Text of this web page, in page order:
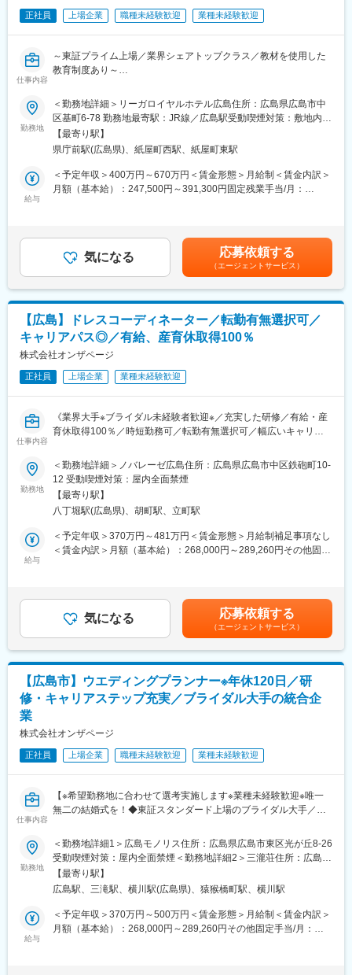
土日祝日の結婚式貸切り運営。
1日最大2組という限られたお客様のために、心を込めてフルコー
スのご提供をします。（フレンチ・モダンジャパニーズ）
調理業務だけでなく、売り上げ管理・顧客ニーズに応じたメニュ
ー開発・宴会プランの構築など、店舗運営のマネジメントも行っ
ていただきます。
(2)宴会・パーティ運営（平日）
平日や季節のイベント時（ビアガーデンやクリスマスディナー）
に運営するパーティ・宴会などの貸切営業をします。
※一部店舗では、結婚式会場内にてランチ・ディナーの一般営業を
■働く環境：
＜料理コンクール支援制度＞
コンクールに必要な費用の補助、シフト調整などを全面的に支
援。
貪欲に成長することが、お客様のためになると信じています。
＜制度・取り組み事例＞
・年間休日120日、月9日休み
・有給休暇取得率100％の義務化
り！
・勤続３年でリフレッシュ休暇付与
正社員 上場企業 職種未経験歓迎 業種未経験歓迎
仕事内容
～東証プライム上場／業界シェアトップクラス／教材を使用した
教育制度あり～
■業務内容：
人生の中で特別な一日を演出する結婚式。その一日を成功に導く
ために、お客様一人ひとりの想いに寄り添いながらプランを提案
するのが、今回募集をするポジションです。当社のブランド力や
会場の環境を活かし、最高の結婚式を形にするやりがいを感じら
れます。
・商品の企画やプラン内容の検討
とで、「入社2ヵ月程度」で業界特有のスキルを得ることが可能で
す。即戦力として活躍できる体系的なカリキュラムとなっている
ので、新人でもすぐに自信を持って業務に取り組めます。
■将来のキャリアパス：
プランナーやセールスとしての専門性を高めるだけでなく、マネ
ジメント職やマーケティング分野へのキャリアチェンジも可能で
す。また、独立を目指す方には、ウェディング業界での経験を活
かして起業するという選択肢も視野に入れられます。当社であれ
ば、個人の成長や夢に応じた、柔軟なキャリア設計が可能です。
■配属先の編成：
拠点ごとに5名～10名のプランナーが在籍し、チームで取り組み
ながらお客様へのホスピタリティを高めています。また、女性管
理職や女性リーダーも多く活躍しており、多様な視点を取り入れ
がら成長していける体制が整っています。
理想を丁寧にヒアリングする姿勢によって実現しています。成約
率の高さは、お客様からの満足度の表れでもあり、信頼と結果が
直結するやりがいのある仕事です。
変更の範囲：会社の定める業務
勤務地
＜勤務地詳細＞リーガロイヤルホテル広島住所：広島県広島市中
区基町6-78 勤務地最寄駅：JR線／広島駅受動喫煙対策：敷地内喫
煙可能場所あり変更の範囲：会社の定める事業所
【最寄り駅】
県庁前駅(広島県)、紙屋町西駅、紙屋町東駅
給与
＜予定年収＞400万円～670万円＜賃金形態＞月給制＜賃金内訳＞
月額（基本給）：247,500円～391,300円固定残業手当/月：
与：年3回（賞与年2回+決算賞与）■昇給：年2回■モデル年収例：
年収420万円／24歳：経験1年年収480万円／26歳：経験3年年収
570万円／29歳：経験4年年収640万円／32歳：経験5年賃金はあ
くまでも目安の金額であり、選考を通じて上下する可能性があり
ます。月給(月額)は固定手当を含めた表記です。
気になる 応募依頼する
（エージェントサービス）
【広島】ドレスコーディネーター／転勤有無選択可／
キャリアパス◎／有給、産育休取得100％
株式会社オンザページ
正社員 上場企業 業種未経験歓迎
仕事内容
《業界大手※ブライダル未経験者歓迎※／充実した研修／有給・産
育休取得100％／時短勤務可／転勤有無選択可／幅広いキャリア
※求人票に記載の内容は、2026年4月の経営統合に伴い、給与、福
利厚生、待遇および各種制度等について、変更となる場合があり
ます。
■業務内容：
・新規接客
アクセサリー、コサージュ、ヘッドパーツ等、ドレススタイルを
演出するアイテムの提案
・納品
衣裳メンテナンス部門と細かくチェックを重ね、結婚式会場に衣
裳を納品
ナーのドレスを取り扱っております。プロとしてお客様にラグジ
界のトレンドの勉強も行っております。初回～最終フィッティン
■各種制度充実：
・年間MVP表彰
・フリーエージェント制度
希望する部署に異動の交渉が可能
・新規事業提案制度
毎年200件以上の新規事業案が寄せられ、最優秀賞は現実化
正社員としての雇用形態のまま時短勤務可能
・リフレッシュ休暇
勤務地
＜勤務地詳細＞ノバレーゼ広島住所：広島県広島市中区鉄砲町10-
12 受動喫煙対策：屋内全面禁煙
【最寄り駅】
八丁堀駅(広島県)、胡町駅、立町駅
給与
＜予定年収＞370万円～481万円＜賃金形態＞月給制補足事項なし
＜賃金内訳＞月額（基本給）：268,000円～289,260円その他固定
有＜残業手当＞有＜給与補足＞※ご経験・年齢により給与は変動す
る可能性もございます。※月給には勤務手当を含む。※勤務手当と
は基本手当に対する45時間分の時間外手当に相当する手当であ
り、時間外労働の有無に関わらず支給する。■昇給：年1回（3
月）■賞与：年2回（2、8月）■インセンティブ（毎月）賃金はあ
くまでも目安の金額であり、選考を通じて上下する可能性があり
ます。月給(月額)は固定手当を含めた表記です。
気になる 応募依頼する
（エージェントサービス）
【広島市】ウエディングプランナー※年休120日／研
修・キャリアステップ充実／ブライダル大手の統合企
業
株式会社オンザページ
正社員 上場企業 職種未経験歓迎 業種未経験歓迎
仕事内容
【※希望勤務地に合わせて選考実施します※業種未経験歓迎※唯一
無二の結婚式を！◆東証スタンダード上場のブライダル大手／長
※求人票に記載の内容は、2026年4月の経営統合に伴い、給与、福
利厚生、待遇および各種制度等について、変更となる場合があり
ます。
■仕事内容：
ウエディングプランナーとして、おふたりやゲストの心を揺さぶ
勤務地
＜勤務地詳細1＞広島モノリス住所：広島県広島市東区光が丘8-26
受動喫煙対策：屋内全面禁煙＜勤務地詳細2＞三瀧荘住所：広島県
広島市西区三滝町1-3 受動喫煙対策：屋内全面禁煙
【最寄り駅】
広島駅、三滝駅、横川駅(広島県)、猿猴橋町駅、横川駅
給与
＜予定年収＞370万円～500万円＜賃金形態＞月給制＜賃金内訳＞
月額（基本給）：268,000円～289,260円その他固定手当/月：